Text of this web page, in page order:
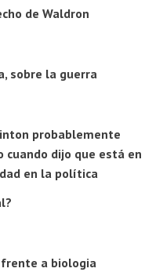
de Waldron
sobre la guerra
probablemente
dijo que está en
en la política
a biologia